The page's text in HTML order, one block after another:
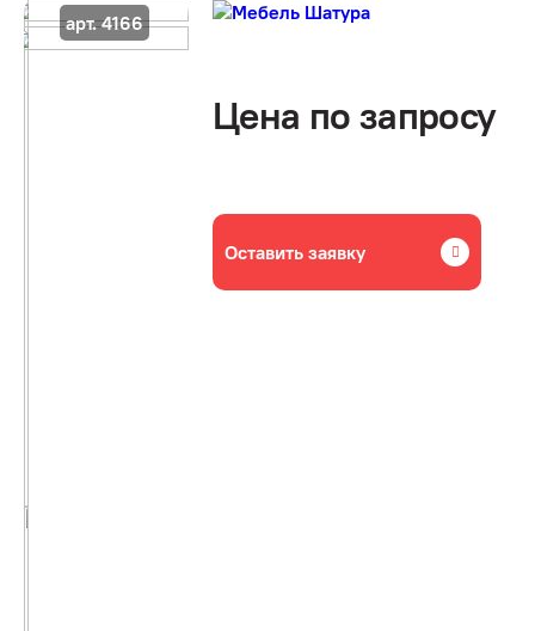
арт. 4166
Цена по запросу
Оставить заявку